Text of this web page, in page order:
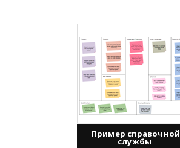
Пример справочной
службы